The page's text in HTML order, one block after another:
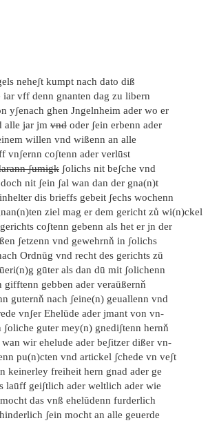
neheʃt kumpt nach dato diß
vff denn gnanten dag zu libern
yʃenach ghen Jngelnheim ader wo er
alle jar jm vnd oder ʃein erbenn ader
willen vnd wißenn an alle
vnʃernn coʃtenn ader verlūst
ʃumigk ʃolichs nit beʃche vnd
nit ʃein ʃal wan dan der gna(n)t
dis brieffs gebeit ʃechs wochenn
ziel mag er dem gericht zů wi(n)ckel
coʃtenn gebenn als het er jn der
ʃetzenn vnd gewehrnň in ʃolichs
Ordnūg vnd recht des gerichts zū
gūter als dan dū mit ʃolichenn
gebben ader veraūßernň
guternň nach ʃeine(n) geuallenn vnd
vnʃer Ehelūde ader jmant von vn-
ʃoliche guter mey(n) gnediʃtenn hernň
wir ehelude ader beʃitzer dißer vn-
pu(n)cten vnd artickel ʃchede vn veʃt
keinerley freiheit hern gnad ader ge
laūff geiʃtlich ader weltlich ader wie
das vnß ehelūdenn furderlich
ʃein mocht an alle geuerde